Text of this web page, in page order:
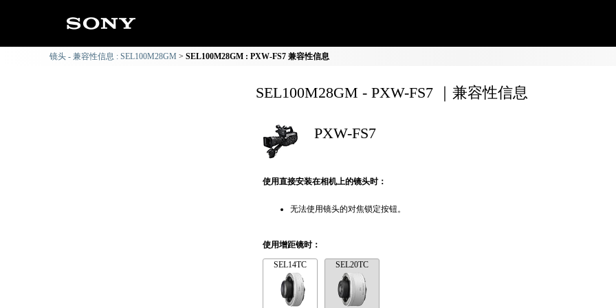
镜头 - 兼容性信息 : SEL100M28GM SEL100M28GM : PXW-FS7 兼容性信息
SEL100M28GM - PXW-FS7 ｜兼容性信息
PXW-FS7
使用直接安装在相机上的镜头时：
无法使用镜头的对焦锁定按钮。
使用增距镜时：
SEL14TC SEL20TC